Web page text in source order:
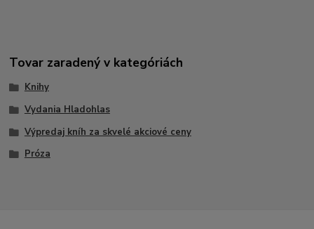
Tovar zaradený v kategóriách
Knihy
Vydania Hladohlas
Výpredaj kníh za skvelé akciové ceny
Próza